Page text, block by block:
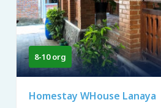
8-10 org
Homestay WHouse Lanaya